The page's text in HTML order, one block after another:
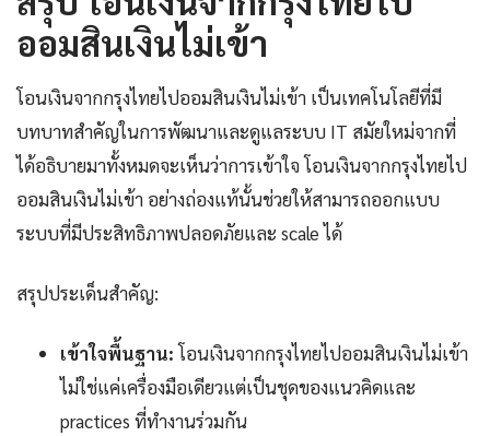
ออมสินเงินไม่เข้า
โอนเงินจากกรุงไทยไปออมสินเงินไม่เข้า เป็นเทคโนโลยีที่มี
บทบาทสำคัญในการพัฒนาและดูแลระบบ IT สมัยใหม่จากที่
ได้อธิบายมาทั้งหมดจะเห็นว่าการเข้าใจ โอนเงินจากกรุงไทยไป
ออมสินเงินไม่เข้า อย่างถ่องแท้นั้นช่วยให้สามารถออกแบบ
ระบบที่มีประสิทธิภาพปลอดภัยและ scale ได้
สรุปประเด็นสำคัญ:
เข้าใจพื้นฐาน:โอนเงินจากกรุงไทยไปออมสินเงินไม่เข้า
ไม่ใช่แค่เครื่องมือเดียวแต่เป็นชุดของแนวคิดและ
practices ที่ทำงานร่วมกัน